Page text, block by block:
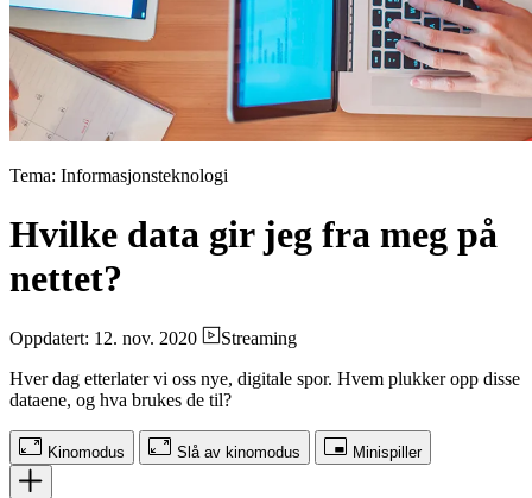
Tema: Informasjonsteknologi
Hvilke data gir jeg fra meg på
nettet?
Oppdatert: 12. nov. 2020
Streaming
Hver dag etterlater vi oss nye, digitale spor. Hvem plukker opp disse
dataene, og hva brukes de til?
Kinomodus Slå av kinomodus Minispiller